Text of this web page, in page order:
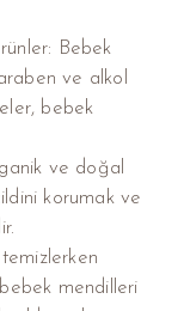
Bebek
ve alkol
bebek
ve doğal
korumak ve
mendilleri